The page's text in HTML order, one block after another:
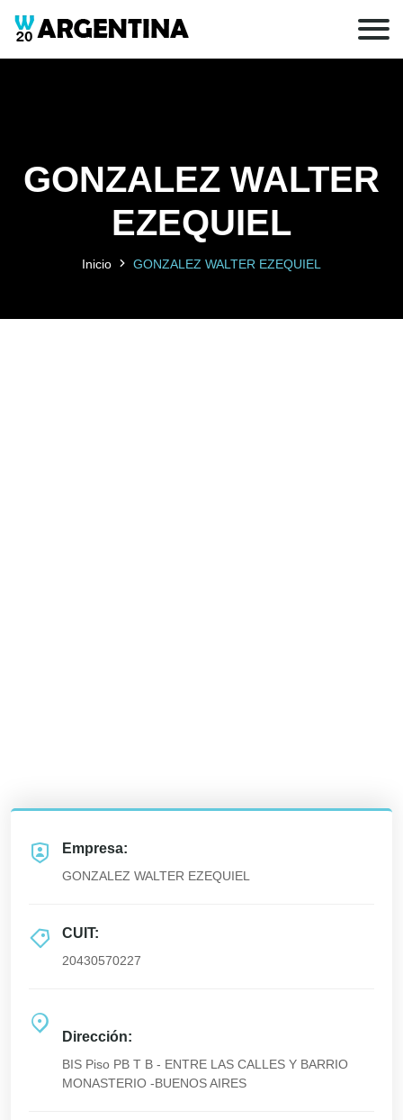
GONZALEZ WALTER
EZEQUIEL
Inicio GONZALEZ WALTER EZEQUIEL
Empresa:
GONZALEZ WALTER EZEQUIEL
CUIT:
20430570227
Dirección:
BIS Piso PB T B - ENTRE LAS CALLES Y BARRIO
MONASTERIO -BUENOS AIRES